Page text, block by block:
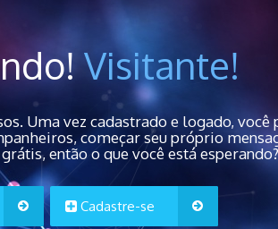
Visitante!
Uma vez cadastrado e logado,
começar seu próprio
então o que você está esperando?
Cadastre-se